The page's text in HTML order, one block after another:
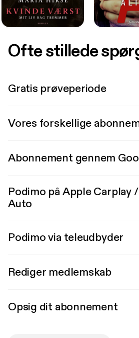
Ofte stillede
Gratis prøveperiode
Vores forskellige
Abonnement gennem
Podimo på Apple Carplay
Auto
Podimo via teleudbyder
Rediger medlemskab
Opsig dit abonnement